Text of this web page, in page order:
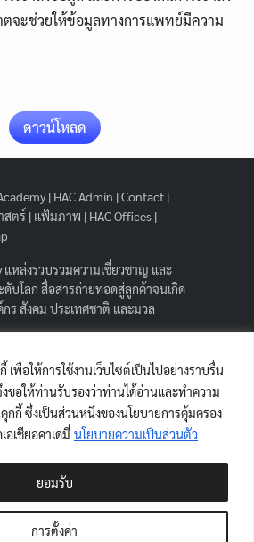
เพื่อให้การใช้งานเว็บไซต์เป็นไปอย่างราบรื่น
ขอให้ท่านรับรองว่าท่านได้อ่านและทำความ
คุกกี้ ซึ่งเป็นส่วนหนึ่งของนโยบายการคุ้มครอง
เชียอคาเดมี่ นโยบายความเป็นส่วนตัว
การตั้งค่า
ยอมรับ
Search
จะช่วยให้ข้อมูลทางการแพทย์มีความ
ดาวน์โหลด
| HAC Admin |Contact |
สตร์ | แฟ้มภาพ | HAC Offices |
แหล่งรวบรวมความเชี่ยวชาญ และ
บโลก สื่อสารถ่ายทอดสู่ลูกค้าจนเกิด
ร สังคม ประเทศชาติ และมวล
|
: 235